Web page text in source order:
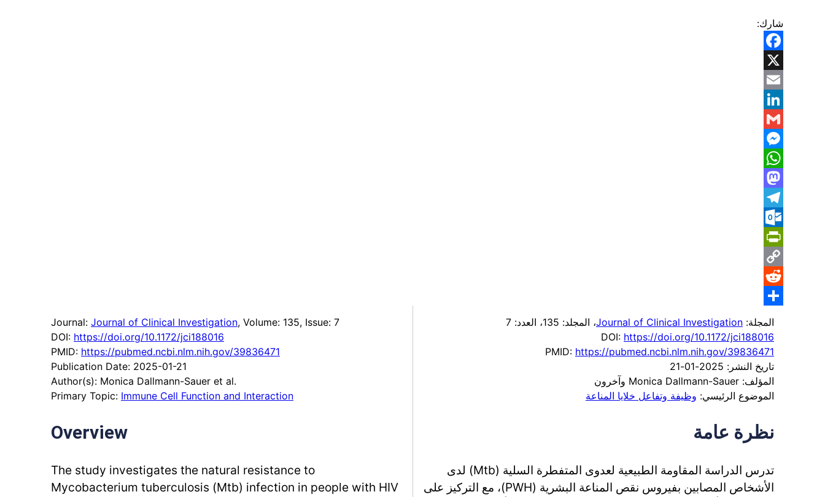
شارك:
Facebook
X
Email
LinkedIn
Gmail
Messenger
WhatsApp
Mastodon
Telegram
Outlook.com
PrintFriendly
Copy
Link
Reddit
Share
المجلة: Journal of Clinical Investigation، المجلد: 135
، العدد: 7
DOI: https://doi.org/10.1172/jci188016
PMID: https://pubmed.ncbi.nlm.nih.gov/39836471
تاريخ النشر: 2025-01-21
المؤلف: Monica Dallmann-Sauer وآخرون
الموضوع الرئيسي: وظيفة وتفاعل خلايا المناعة
نظرة عامة
تدرس الدراسة المقاومة الطبيعية لعدوى المتفطرة السلية (Mtb) لدى
الأشخاص المصابين بفيروس نقص المناعة البشرية (PWH)، مع التركيز على
Journal: Journal of Clinical Investigation, Volume: 135, Issue: 7
DOI: https://doi.org/10.1172/jci188016
PMID: https://pubmed.ncbi.nlm.nih.gov/39836471
Publication Date: 2025-01-21
Author(s): Monica Dallmann-Sauer et al.
Primary Topic: Immune Cell Function and Interaction
Overview
The study investigates the natural resistance to
Mycobacterium tuberculosis (Mtb) infection in people with HIV